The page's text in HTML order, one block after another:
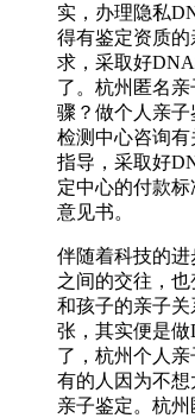
实，办理隐私
得有鉴定资质
求，采取好
了。杭州匿名
骤？做个人亲
检测中心咨询
指导，采取好
定中心的付款
意见书。
伴随着科技的
之间的交往，
和孩子的亲子
张，其实便是
了，杭州个人亲
有的人因为不
亲子鉴定。杭